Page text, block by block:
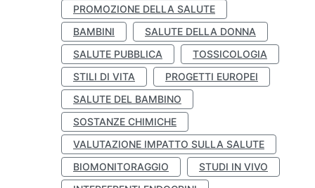
PROMOZIONE DELLA SALUTE
BAMBINI
SALUTE DELLA DONNA
SALUTE PUBBLICA
TOSSICOLOGIA
STILI DI VITA
PROGETTI EUROPEI
SALUTE DEL BAMBINO
SOSTANZE CHIMICHE
VALUTAZIONE IMPATTO SULLA SALUTE
BIOMONITORAGGIO
STUDI IN VIVO